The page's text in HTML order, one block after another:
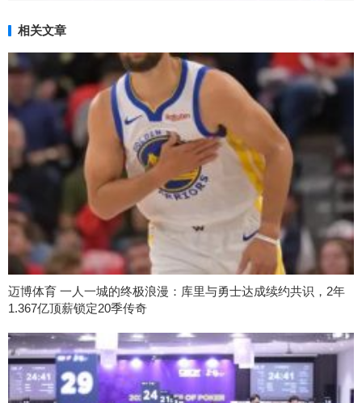
相关文章
迈博体育 一人一城的终极浪漫：库里与勇士达成续约共识，2年
1.367亿顶薪锁定20季传奇